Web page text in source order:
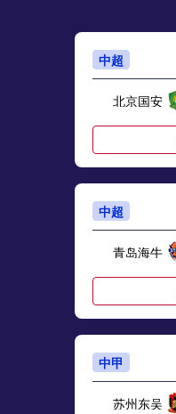
中超
北京国安
中超
青岛海牛
中甲
苏州东吴